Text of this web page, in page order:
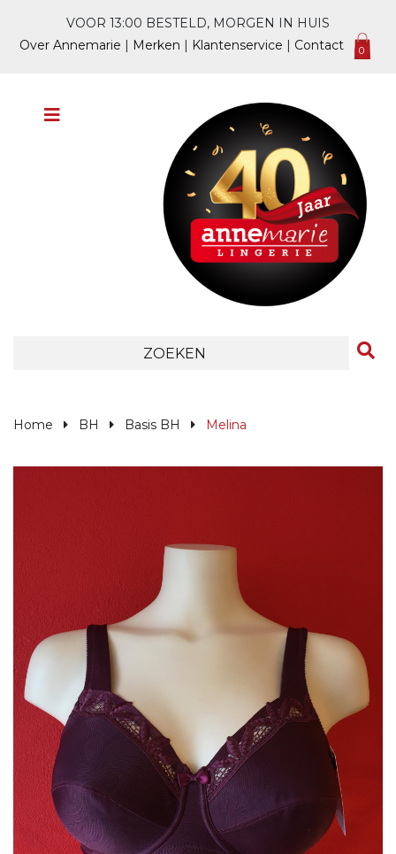
VOOR 13:00 BESTELD, MORGEN IN HUIS
Over Annemarie | Merken | Klantenservice | Contact 0
Home BH Basis BH Melina